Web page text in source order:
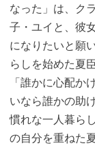
なった」は、ク
子・ユイと、彼
になりたいと願
らしを始めた夏
「誰かに心配か
いなら誰かの助
慣れな一人暮ら
の自分を重ねた